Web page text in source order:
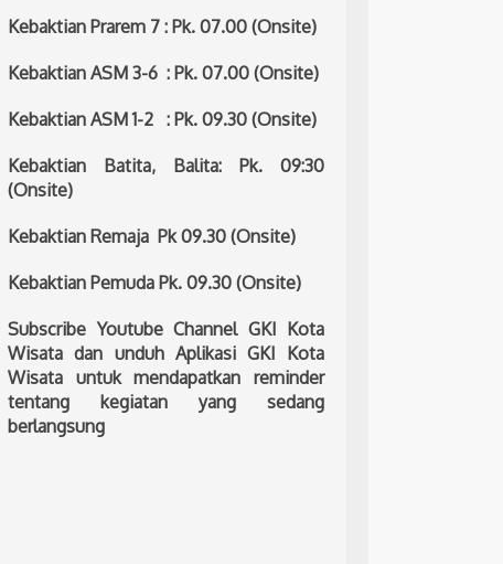
Kebaktian Prarem 7 : Pk. 07.00 (Onsite)
Kebaktian ASM 3-6 : Pk. 07.00 (Onsite)
Kebaktian ASM 1-2 : Pk. 09.30 (Onsite)
Kebaktian Batita, Balita: Pk. 09:30
(Onsite)
Kebaktian Remaja Pk 09.30 (Onsite)
Kebaktian Pemuda Pk. 09.30 (Onsite)
Subscribe Youtube Channel GKI Kota
Wisata dan unduh Aplikasi GKI Kota
Wisata untuk mendapatkan reminder
tentang kegiatan yang sedang
berlangsung